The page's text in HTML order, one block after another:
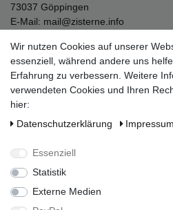
73037 Göppingen
E-Mail: mail@zisterne.info
Unternehmen
Datenschutzerklärung
Impressum
Über uns
Folgen Sie uns auf Social Media
Wir nutzen Cookies auf unserer
essenziell, während andere uns
Erfahrung zu verbessern. Weitere
verwendeten Cookies und Ihren
hier:
Daten­schutz­erklärung
Impressum
Essenziell
Statistik
Externe Medien